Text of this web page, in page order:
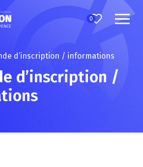
0
d’inscription / informations
d’inscription /